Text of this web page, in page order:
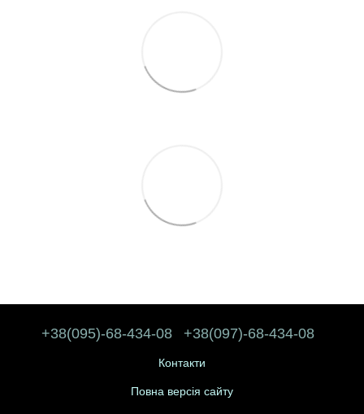
+38(095)-68-434-08 +38(097)-68-434-08
Контакти
Повна версія сайту